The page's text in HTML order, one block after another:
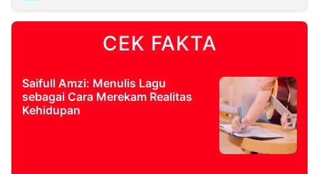
2026
CEK FAKTA
Saifull Amzi: Menulis Lagu
sebagai Cara Merekam Realitas
Kehidupan